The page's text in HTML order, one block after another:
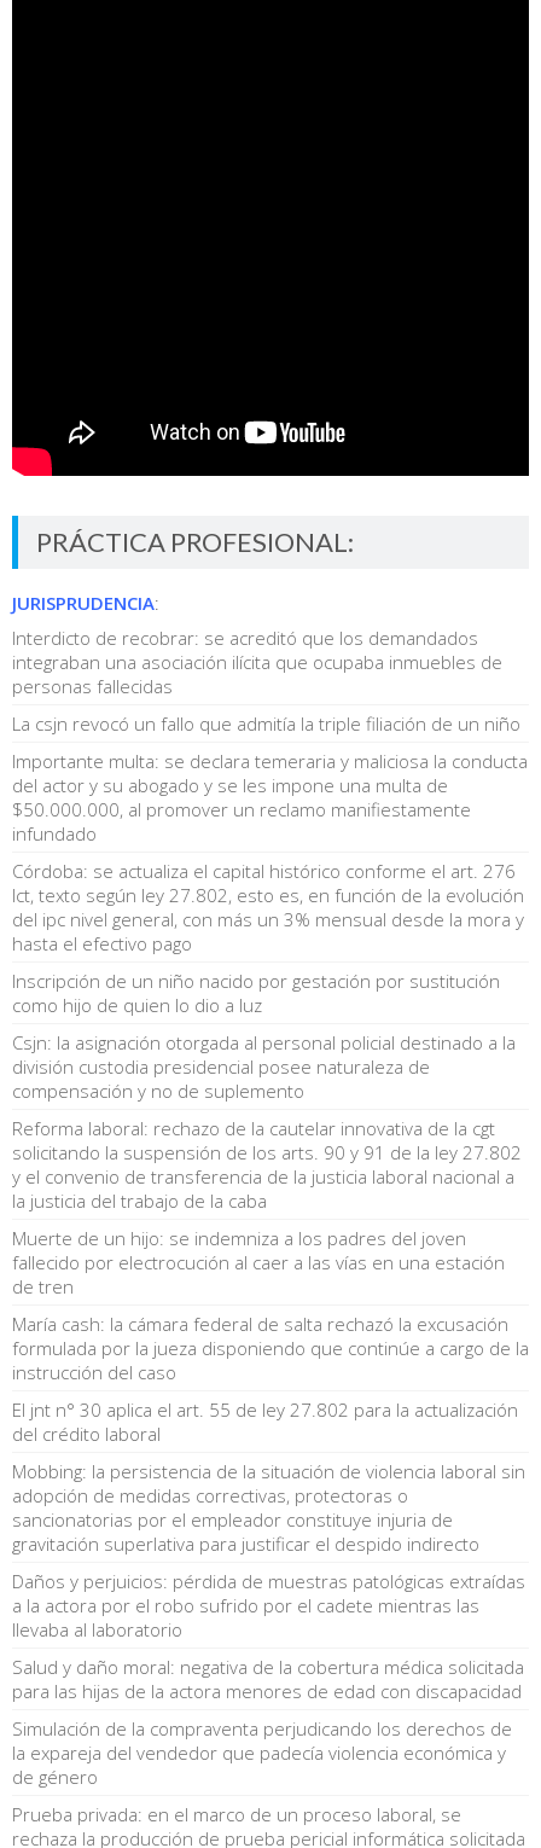
PRÁCTICA PROFESIONAL:
JURISPRUDENCIA:
Interdicto de recobrar: se acreditó que los demandados
integraban una asociación ilícita que ocupaba inmuebles de
personas fallecidas
La csjn revocó un fallo que admitía la triple filiación de un niño
Importante multa: se declara temeraria y maliciosa la conducta
del actor y su abogado y se les impone una multa de
$50.000.000, al promover un reclamo manifiestamente
infundado
Córdoba: se actualiza el capital histórico conforme el art. 276
lct, texto según ley 27.802, esto es, en función de la evolución
del ipc nivel general, con más un 3% mensual desde la mora y
hasta el efectivo pago
Inscripción de un niño nacido por gestación por sustitución
como hijo de quien lo dio a luz
Csjn: la asignación otorgada al personal policial destinado a la
división custodia presidencial posee naturaleza de
compensación y no de suplemento
Reforma laboral: rechazo de la cautelar innovativa de la cgt
solicitando la suspensión de los arts. 90 y 91 de la ley 27.802
y el convenio de transferencia de la justicia laboral nacional a
la justicia del trabajo de la caba
Muerte de un hijo: se indemniza a los padres del joven
fallecido por electrocución al caer a las vías en una estación
de tren
María cash: la cámara federal de salta rechazó la excusación
formulada por la jueza disponiendo que continúe a cargo de la
instrucción del caso
El jnt n° 30 aplica el art. 55 de ley 27.802 para la actualización
del crédito laboral
Mobbing: la persistencia de la situación de violencia laboral sin
adopción de medidas correctivas, protectoras o
sancionatorias por el empleador constituye injuria de
gravitación superlativa para justificar el despido indirecto
Daños y perjuicios: pérdida de muestras patológicas extraídas
a la actora por el robo sufrido por el cadete mientras las
llevaba al laboratorio
Salud y daño moral: negativa de la cobertura médica solicitada
para las hijas de la actora menores de edad con discapacidad
Simulación de la compraventa perjudicando los derechos de
la expareja del vendedor que padecía violencia económica y
de género
Prueba privada: en el marco de un proceso laboral, se
rechaza la producción de prueba pericial informática solicitada